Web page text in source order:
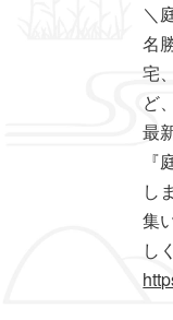
＼
名
宅
ど
最
し
集
し